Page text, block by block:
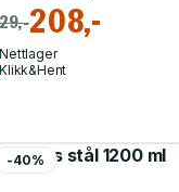
208,-
Nettlager
Klikk&Hent
-40% stål 1200 ml